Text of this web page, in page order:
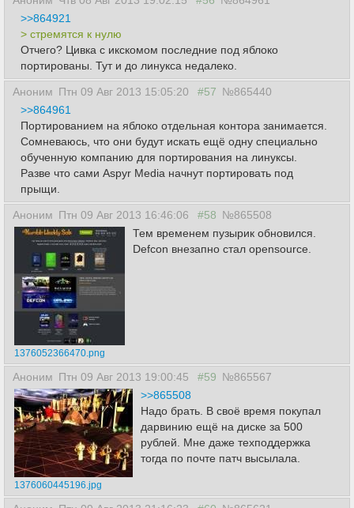
>>864921
> стремятся к нулю
Отчего? Цивка с икскомом последние под яблоко
портированы. Тут и до линукса недалеко.
Аноним Птн 09 Авг 2013 15:05:20 #57 №865440
>>864961
Портированием на яблоко отдельная контора занимается.
Сомневаюсь, что они будут искать ещё одну специально
обученную компанию для портирования на линуксы.
Разве что сами Aspyr Media начнут портировать под
прыщи.
Аноним Птн 09 Авг 2013 16:46:06 #58 №865508
1376052366470.png
Тем временем пузырик обновился.
Defcon внезапно стал opensource.
Аноним Птн 09 Авг 2013 19:00:45 #59 №865567
1376060445196.jpg
>>865508
Надо брать. В своё время покупал
дарвинию ещё на диске за 500
рублей. Мне даже техподдержка
тогда по почте патч высылала.